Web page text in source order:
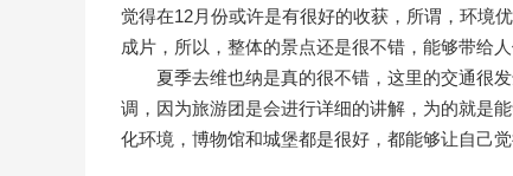
觉得在12月份或许是有很好的收获，所谓，环境
成片，所以，整体的景点还是很不错，能够带给人
夏季去维也纳是真的很不错，这里的交通很
调，因为旅游团是会进行详细的讲解，为的就是
化环境，博物馆和城堡都是很好，都能够让自己觉